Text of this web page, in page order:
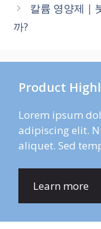
칼륨 영양제｜
까?
Product
Lorem ipsum
adipiscing elit.
aliquet. Sed
Learn more